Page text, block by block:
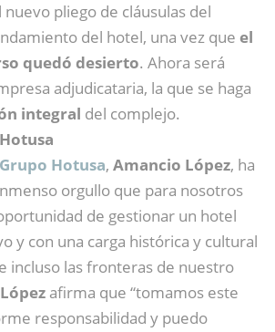
nuevo pliego de cláusulas del
del hotel, una vez que el
quedó desierto. Ahora será
adjudicataria, la que se haga
integral del complejo.
Grupo Hotusa, Amancio López, ha
orgullo que para nosotros
de gestionar un hotel
y con una carga histórica y cultural
incluso las fronteras de nuestro
López afirma que “tomamos este
responsabilidad y puedo